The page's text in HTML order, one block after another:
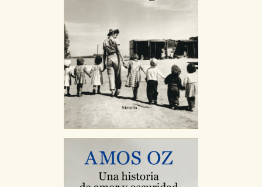
CONFIGURACIÓN DE COOKIES